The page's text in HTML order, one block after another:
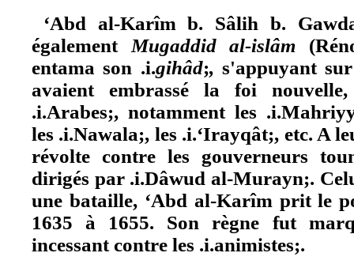
‘Abd al-Karîm b. Sâlih b.
également Mugaddid al-islâm
entama son .i.gihâd;, s'appuyant
avaient embrassé la foi
.i.Arabes;, notamment les
les .i.Nawala;, les .i.‘Irayqât;, etc. A
révolte contre les gouverneurs
dirigés par .i.Dâwud al-Murayn;.
une bataille, ‘Abd al-Karîm prit le
1635 à 1655. Son règne fut
incessant contre les .i.animistes;.